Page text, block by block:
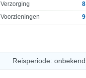
Verzorging
8
Voorzieningen
9
Reisperiode: onbekend